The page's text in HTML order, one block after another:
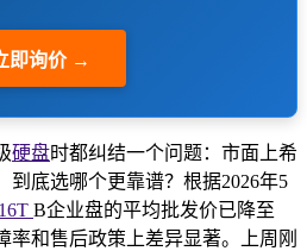
即询价 →
硬盘时都纠结一个问题：市面上希
到底选哪个更靠谱？根据2026年5
16T B企业盘的平均批发价已降至
率和售后政策上差异显著。上周刚